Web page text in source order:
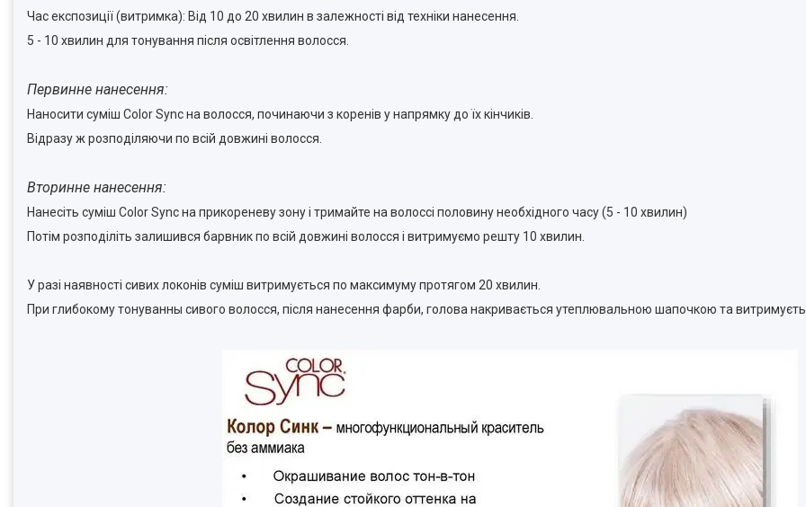
Час експозиції (витримка): Від 10 до 20 хвилин в залежності від техніки нанесення.
5 - 10 хвилин для тонування після освітлення волосся.
Первинне нанесення:
Наносити суміш Color Sync на волосся, починаючи з коренів у напрямку до їх кінчиків.
Відразу ж розподіляючи по всій довжині волосся.
Вторинне нанесення:
Нанесіть суміш Color Sync на прикореневу зону і тримайте на волоссі половину необхідного часу (5 - 10 хвилин)
Потім розподіліть залишився барвник по всій довжині волосся і витримуємо решту 10 хвилин.
У разі наявності сивих локонів суміш витримується по максимуму протягом 20 хвилин.
При глибокому тонуванны сивого волосся, після нанесення фарби, голова накривається утеплювальною шапочкою та